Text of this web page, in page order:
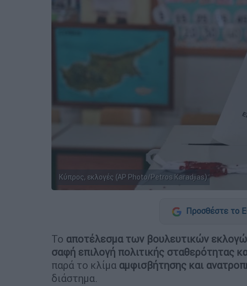
Κύπρος, εκλογές (AP Photo/Petros Karadjias)
Προσθέστε το
Το αποτέλεσμα των βουλευτικών
σαφή επιλογή πολιτικής σταθερότητας
παρά το κλίμα αμφισβήτησης και
διάστημα.